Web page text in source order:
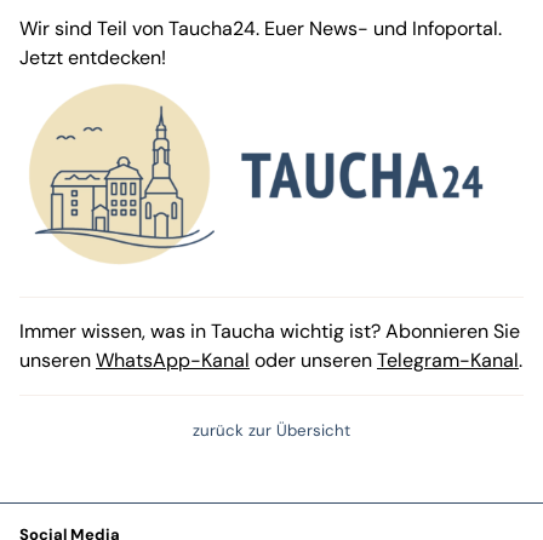
Wir sind Teil von Taucha24. Euer News- und Infoportal.
Jetzt entdecken!
Immer wissen, was in Taucha wichtig ist? Abonnieren Sie
unserenWhatsApp-Kanal oder unserenTelegram-Kanal.
zurück zur Übersicht
Social Media